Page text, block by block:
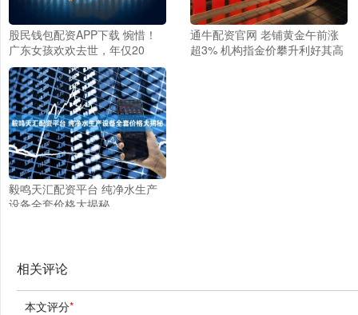
股民钱包配资APP下载 惋惜！
广东女孩欢欢去世，年仅20
岁，长得神似景甜，母亲透露死
因
通牛配资官网 老铺黄金午前涨
超3% 机构指金价攀升利好其高
毅鸣天汇配资平台 纯净水生产
设备全套价格大揭秘
相关评论
本文评分*